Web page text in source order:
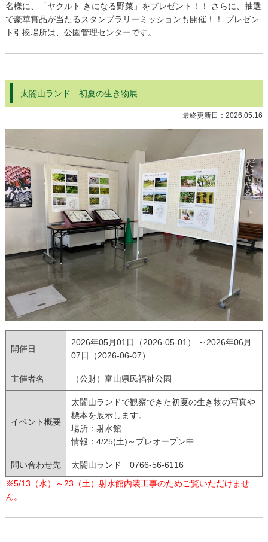
名様に、「ヤクルト きになる野菜」をプレゼント！！ さらに、抽選
で豪華賞品が当たるスタンプラリーミッションも開催！！ プレゼン
ト引換場所は、公園管理センターです。
太閤山ランド 初夏の生き物展
最終更新日：2026.05.16
開催日
2026年05月01日（2026-05-01） ～2026年06月
07日（2026-06-07）
主催者名 （公財）富山県民福祉公園
イベント概要
太閤山ランドで観察できた初夏の生き物の写真や
標本を展示します。
場所：射水館
情報：4/25(土)～プレオープン中
問い合わせ先
太閤山ランド 0766-56-6116
※5/13（水）～23（土）射水館内装工事のためご覧いただけませ
ん。